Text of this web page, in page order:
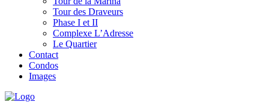
Tour des Draveurs
Phase I et II
Complexe L’Adresse
Le Quartier
Contact
Condos
Images